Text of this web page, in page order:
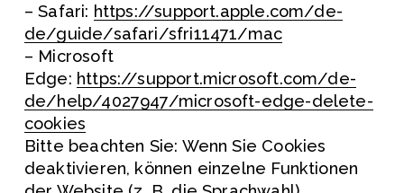
– Safari: https://support.apple.com/de-
de/guide/safari/sfri11471/mac
– Microsoft
Edge: https://support.microsoft.com/de-
de/help/4027947/microsoft-edge-delete-
cookies
Bitte beachten Sie: Wenn Sie Cookies
deaktivieren, können einzelne Funktionen